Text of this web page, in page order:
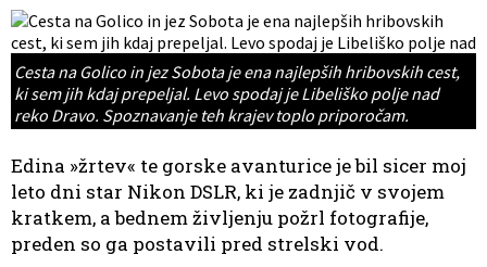
Cesta na Golico in jez Sobota je ena najlepših hribovskih cest,
ki sem jih kdaj prepeljal. Levo spodaj je Libeliško polje nad
reko Dravo. Spoznavanje teh krajev toplo priporočam.
Edina »žrtev« te gorske avanturice je bil sicer moj
leto dni star Nikon DSLR, ki je zadnjič v svojem
kratkem, a bednem življenju požrl fotografije,
preden so ga postavili pred strelski vod.